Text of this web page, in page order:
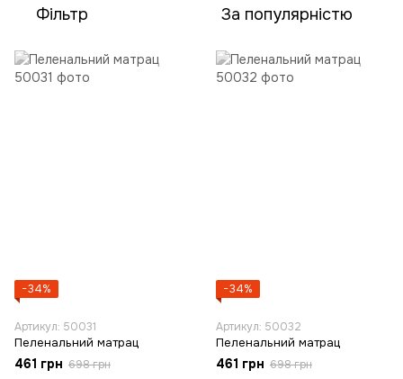
Фільтр За популярністю
−34%
Артикул: 50031
Пеленальний матрац
461 грн 698 грн
−34%
Артикул: 50032
Пеленальний матрац
461 грн 698 грн